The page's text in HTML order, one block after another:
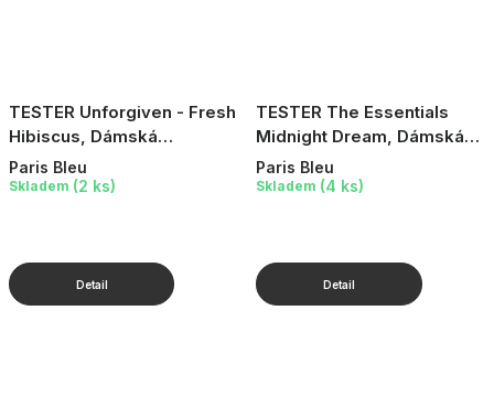
TESTER Unforgiven - Fresh
Hibiscus, Dámská
parfémovaná voda, 100 ml
Paris Bleu
Skladem (2 ks)
TESTER The Essentials
Midnight Dream, Dámská
parfémovaná voda, 10 ml
Paris Bleu
Skladem (4 ks)